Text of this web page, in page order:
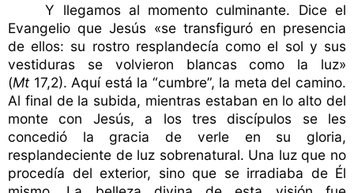
Y llegamos al momento culminante. Dice el
Evangelio que Jesús «se transfiguró en presencia
de ellos: su rostro resplandecía como el sol y sus
vestiduras se volvieron blancas como la luz»
(Mt 17,2). Aquí está la “cumbre”, la meta del camino.
Al final de la subida, mientras estaban en lo alto del
monte con Jesús, a los tres discípulos se les
concedió la gracia de verle en su gloria,
resplandeciente de luz sobrenatural. Una luz que no
procedía del exterior, sino que se irradiaba de Él